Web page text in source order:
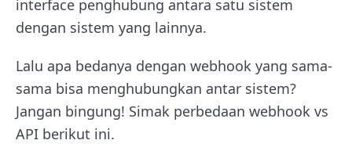
interface penghubung antara satu sistem
dengan sistem yang lainnya.
Lalu apa bedanya dengan webhook yang sama-
sama bisa menghubungkan antar sistem?
Jangan bingung! Simak perbedaan webhook vs
API berikut ini.